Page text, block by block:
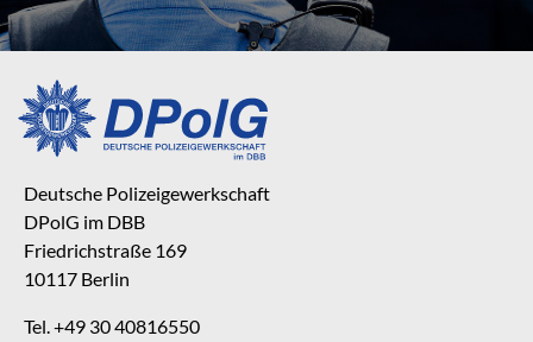
Deutsche Polizeigewerkschaft
DPolG im DBB
Friedrichstraße 169
10117 Berlin
Tel. +49 30 40816550